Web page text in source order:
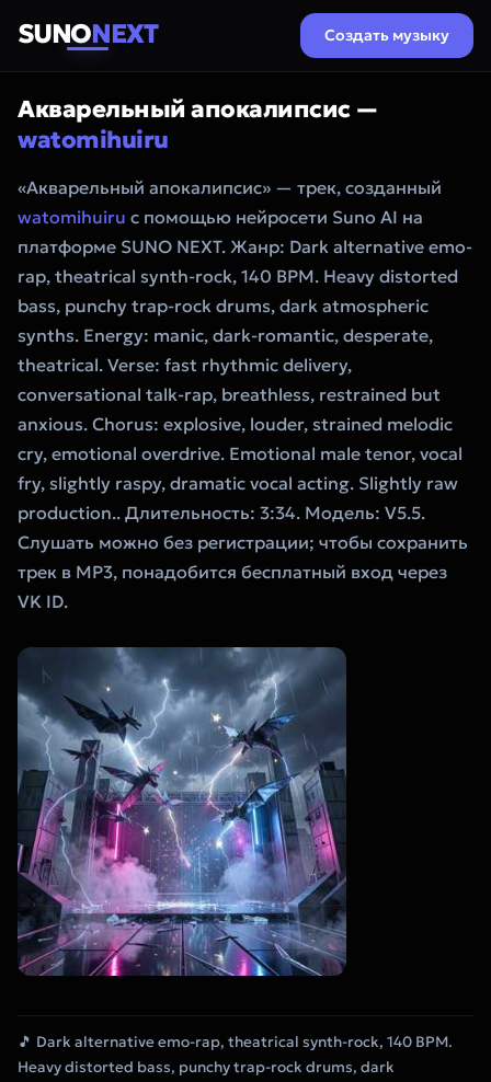
SUNONEXT Создать музыку
Акварельный апокалипсис —
watomihuiru
«Акварельный апокалипсис» — трек, созданный
watomihuiru с помощью нейросети Suno AI на
платформе SUNO NEXT. Жанр: Dark alternative emo-
rap, theatrical synth-rock, 140 BPM. Heavy distorted
bass, punchy trap-rock drums, dark atmospheric
synths. Energy: manic, dark-romantic, desperate,
theatrical. Verse: fast rhythmic delivery,
conversational talk-rap, breathless, restrained but
anxious. Chorus: explosive, louder, strained melodic
cry, emotional overdrive. Emotional male tenor, vocal
fry, slightly raspy, dramatic vocal acting. Slightly raw
production.. Длительность: 3:34. Модель: V5.5.
Слушать можно без регистрации; чтобы сохранить
трек в MP3, понадобится бесплатный вход через
VK ID.
🎵 Dark alternative emo-rap, theatrical synth-rock, 140 BPM.
Heavy distorted bass, punchy trap-rock drums, dark